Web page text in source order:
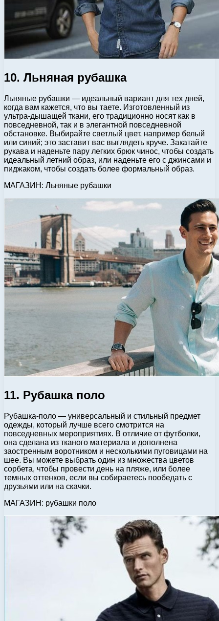
10. Льняная рубашка
Льняные рубашки — идеальный вариант для тех дней,
когда вам кажется, что вы таете. Изготовленный из
ультра-дышащей ткани, его традиционно носят как в
повседневной, так и в элегантной повседневной
обстановке. Выбирайте светлый цвет, например белый
или синий; это заставит вас выглядеть круче. Закатайте
рукава и наденьте пару легких брюк чинос, чтобы создать
идеальный летний образ, или наденьте его с джинсами и
пиджаком, чтобы создать более формальный образ.
МАГАЗИН: Льняные рубашки
11. Рубашка поло
Рубашка-поло — универсальный и стильный предмет
одежды, который лучше всего смотрится на
повседневных мероприятиях. В отличие от футболки,
она сделана из тканого материала и дополнена
заостренным воротником и несколькими пуговицами на
шее. Вы можете выбрать один из множества цветов
сорбета, чтобы провести день на пляже, или более
темных оттенков, если вы собираетесь пообедать с
друзьями или на скачки.
МАГАЗИН: рубашки поло